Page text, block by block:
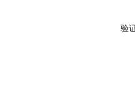
验